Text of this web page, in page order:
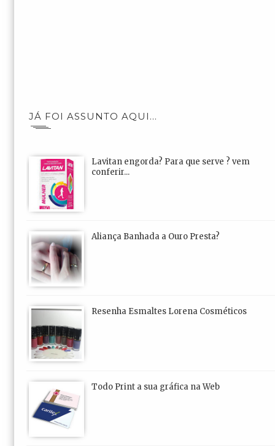
JÁ FOI ASSUNTO AQUI...
Lavitan engorda? Para que serve ? vem
conferir...
Aliança Banhada a Ouro Presta?
Resenha Esmaltes Lorena Cosméticos
Todo Print a sua gráfica na Web